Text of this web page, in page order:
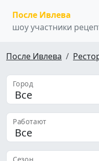
После Ивлева
шоу участники
После Ивлева
Город
Работают